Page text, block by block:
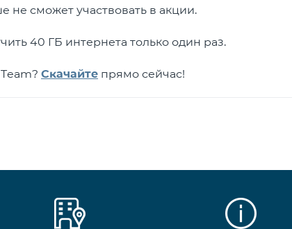
не сможет участвовать в акции.
40 ГБ интернета только один раз.
Скачайте прямо сейчас!